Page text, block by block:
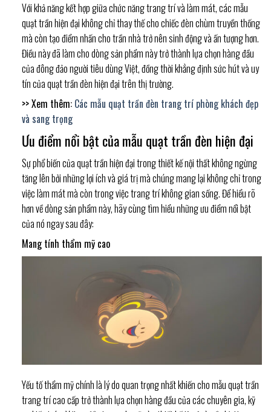
Với khả năng kết hợp giữa chức năng trang trí và làm mát, các mẫu
quạt trần hiện đại không chỉ thay thế cho chiếc đèn chùm truyền thống
mà còn tạo điểm nhấn cho trần nhà trở nên sinh động và ấn tượng hơn.
Điều này đã làm cho dòng sản phẩm này trở thành lựa chọn hàng đầu
của đông đảo người tiêu dùng Việt, đồng thời khẳng định sức hút và uy
tín của quạt trần đèn hiện đại trên thị trường.
>> Xem thêm: Các mẫu quạt trần đèn trang trí phòng khách đẹp
và sang trọng
Ưu điểm nổi bật của mẫu quạt trần đèn hiện đại
Sự phổ biến của quạt trần hiện đại trong thiết kế nội thất không ngừng
tăng lên bởi những lợi ích và giá trị mà chúng mang lại không chỉ trong
việc làm mát mà còn trong việc trang trí không gian sống. Để hiểu rõ
hơn về dòng sản phẩm này, hãy cùng tìm hiểu những ưu điểm nổi bật
của nó ngay sau đây:
Mang tính thẩm mỹ cao
Yếu tố thẩm mỹ chính là lý do quan trọng nhất khiến cho mẫu quạt trần
trang trí cao cấp trở thành lựa chọn hàng đầu của các chuyên gia, kỹ